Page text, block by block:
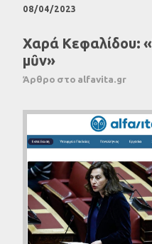
08/04/2023
Χαρά Κεφαλίδου:
μῦν»
Άρθρο στο alfavita.gr